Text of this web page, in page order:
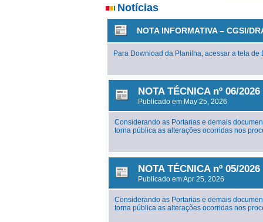
Notícias
NOTA INFORMATIVA – CGSI/
Para Download da Planilha, acessar a tela
NOTA TÉCNICA nº 06/
Publicado em May 25, 2026
Considerando as Portarias e demais
torna pública as alterações ocorridas nos
NOTA TÉCNICA nº 05/
Publicado em Apr 25, 2026
Considerando as Portarias e demais
torna pública as alterações ocorridas nos